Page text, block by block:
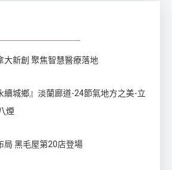
大新創 聚焦智慧醫療落地
續城鄉』淡蘭廊道-24節氣地方之美-立
煙
局 黑毛屋第20店登場